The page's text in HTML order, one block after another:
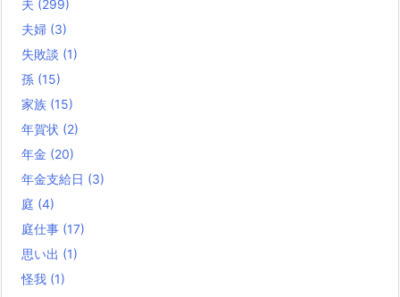
夫 (299)
夫婦 (3)
失敗談 (1)
孫 (15)
家族 (15)
年賀状 (2)
年金 (20)
年金支給日 (3)
庭 (4)
庭仕事 (17)
思い出 (1)
怪我 (1)